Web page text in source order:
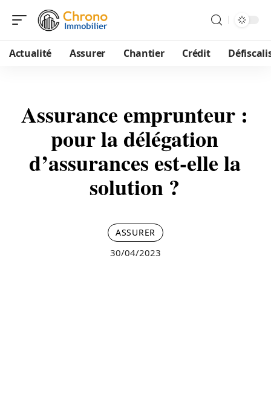
Actualité Assurer Chantier Crédit
Assurance emprunteur :
pour la délégation
d’assurances est-elle la
solution ?
ASSURER
30/04/2023